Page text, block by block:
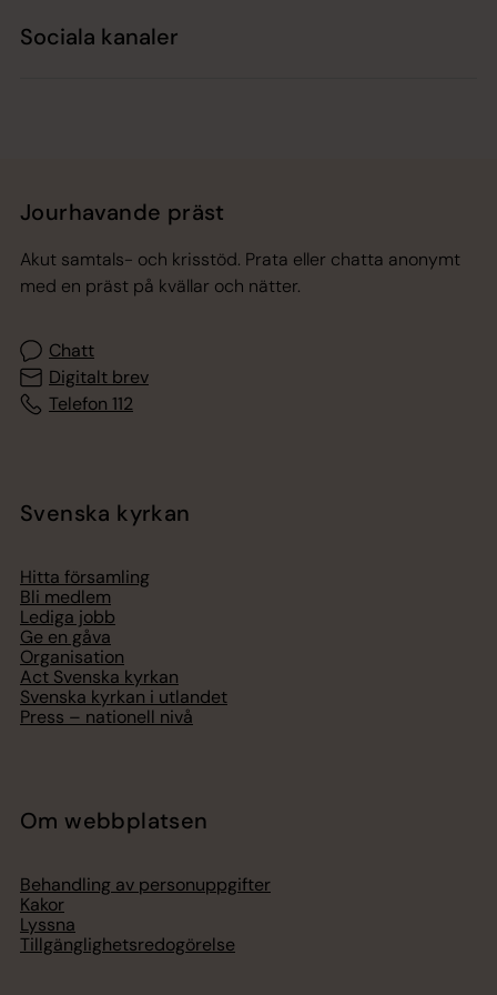
Sociala kanaler
Jourhavande präst
Akut samtals- och krisstöd. Prata eller chatta anonymt
med en präst på kvällar och nätter.
Chatt
Digitalt brev
Telefon 112
Svenska kyrkan
Hitta församling
Bli medlem
Lediga jobb
Ge en gåva
Organisation
Act Svenska kyrkan
Svenska kyrkan i utlandet
Press – nationell nivå
Om webbplatsen
Behandling av personuppgifter
Kakor
Lyssna
Tillgänglighetsredogörelse